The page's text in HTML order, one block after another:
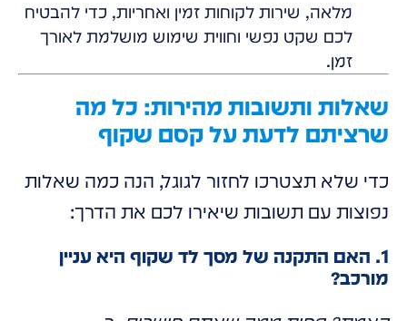
מלאה, שירות לקוחות זמין ואחריות, כדי להבטיח
לכם שקט נפשי וחווית שימוש מושלמת לאורך
זמן.
שאלות ותשובות מהירות: כל מה
שרציתם לדעת על קסם שקוף
כדי שלא תצטרכו לחזור לגוגל, הנה כמה שאלות
נפוצות עם תשובות שיאירו לכם את הדרך:
1. האם התקנה של מסך לד שקוף היא עניין
מורכב?